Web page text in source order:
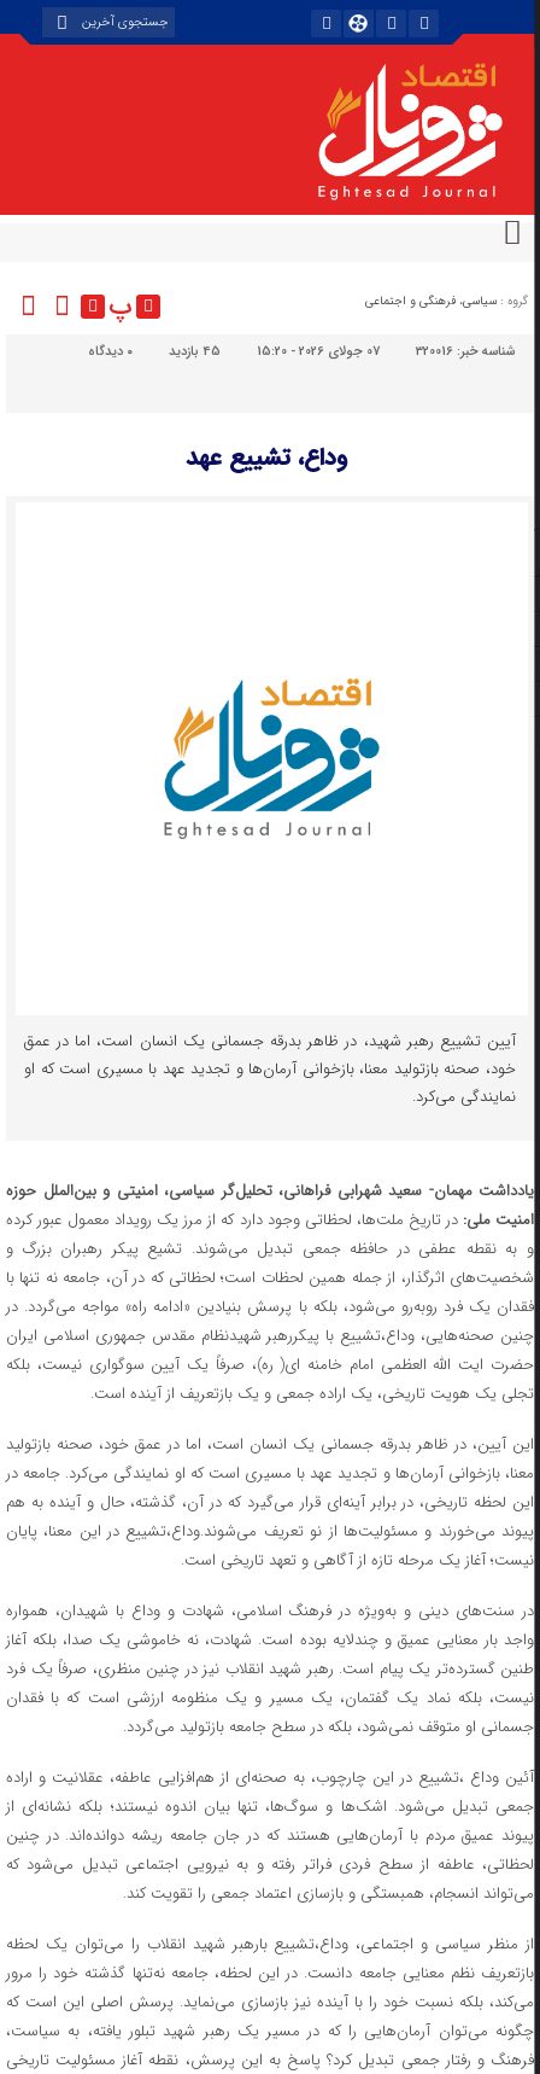
گروه : سیاسی، فرهنگی و اجتماعی پ
شناسه خبر:320016 07 جولای 2026 - 15:20 45 بازدید دیدگاه
وداع، تشییع عهد
آیین تشییع رهبر شهید، در ظاهر بدرقه جسمانی یک انسان است، اما در عمق
خود، صحنه بازتولید معنا، بازخوانی آرمان‌ها و تجدید عهد با مسیری است که او
نمایندگی می‌کرد.
یادداشت مهمان- سعید شهرابی فراهانی، تحلیل‌گر سیاسی، امنیتی و بین‌الملل حوزه
امنیت ملی:در تاریخ ملت‌ها، لحظاتی وجود دارد که از مرز یک رویداد معمول عبور کرده
و به نقطه عطفی در حافظه جمعی تبدیل می‌شوند. تشیع پیکر رهبران بزرگ و
شخصیت‌های اثرگذار، از جمله همین لحظات است؛ لحظاتی که در آن، جامعه نه تنها با
فقدان یک فرد روبه‌رو می‌شود، بلکه با پرسش بنیادین «ادامه راه» مواجه می‌گردد. در
چنین صحنه‌هایی، وداع،تشییع با پیکررهبر شهیدنظام مقدس جمهوری اسلامی ایران
حضرت ایت الله العظمی امام خامنه ای( ره)، صرفاً یک آیین سوگواری نیست، بلکه
تجلی یک هویت تاریخی، یک اراده جمعی و یک بازتعریف از آینده است.
این آیین، در ظاهر بدرقه جسمانی یک انسان است، اما در عمق خود، صحنه بازتولید
معنا، بازخوانی آرمان‌ها و تجدید عهد با مسیری است که او نمایندگی می‌کرد. جامعه در
این لحظه تاریخی، در برابر آینه‌ای قرار می‌گیرد که در آن، گذشته، حال و آینده به هم
پیوند می‌خورند و مسئولیت‌ها از نو تعریف می‌شوند.وداع،تشییع در این معنا، پایان
نیست؛ آغاز یک مرحله تازه از آگاهی و تعهد تاریخی است.
در سنت‌های دینی و به‌ویژه در فرهنگ اسلامی، شهادت و وداع با شهیدان، همواره
واجد بار معنایی عمیق و چندلایه بوده است. شهادت، نه خاموشی یک صدا، بلکه آغاز
طنین گسترده‌تر یک پیام است. رهبر شهید انقلاب نیز در چنین منظری، صرفاً یک فرد
نیست، بلکه نماد یک گفتمان، یک مسیر و یک منظومه ارزشی است که با فقدان
جسمانی او متوقف نمی‌شود، بلکه در سطح جامعه بازتولید می‌گردد.
آئین وداع ،تشییع در این چارچوب، به صحنه‌ای از هم‌افزایی عاطفه، عقلانیت و اراده
جمعی تبدیل می‌شود. اشک‌ها و سوگ‌ها، تنها بیان اندوه نیستند؛ بلکه نشانه‌ای از
پیوند عمیق مردم با آرمان‌هایی هستند که در جان جامعه ریشه دوانده‌اند. در چنین
لحظاتی، عاطفه از سطح فردی فراتر رفته و به نیرویی اجتماعی تبدیل می‌شود که
می‌تواند انسجام، همبستگی و بازسازی اعتماد جمعی را تقویت کند.
از منظر سیاسی و اجتماعی، وداع،تشییع بارهبر شهید انقلاب را می‌توان یک لحظه
بازتعریف نظم معنایی جامعه دانست. در این لحظه، جامعه نه‌تنها گذشته خود را مرور
می‌کند، بلکه نسبت خود را با آینده نیز بازسازی می‌نماید. پرسش اصلی این است که
چگونه می‌توان آرمان‌هایی را که در مسیر یک رهبر شهید تبلور یافته، به سیاست،
فرهنگ و رفتار جمعی تبدیل کرد؟ پاسخ به این پرسش، نقطه آغاز مسئولیت تاریخی